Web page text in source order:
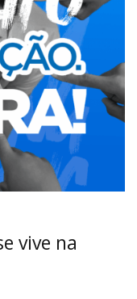
vive na